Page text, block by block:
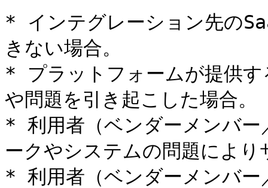
* インテグレーション先の
きない場合。
* プラットフォームが提供す
や問題を引き起こした場合。
* 利用者（ベンダーメンバー
ークやシステムの問題によ
* 利用者（ベンダーメンバー